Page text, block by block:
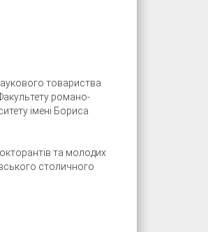
товариства
романо-
імені Бориса
та молодих
столичного